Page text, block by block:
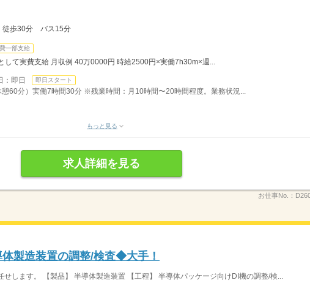
歩30分 バス15分
一部支給
して実費支給 月収例 40万0000円 時給2500円×実働7h30m×週...
即日 即日スタート
60分）実働7時間30分 ※残業時間：月10時間〜20時間程度。業務状況...
もっと見る
求人詳細を見る
お仕事No.：
体製造装置の調整/検査◆大手！
せします。 【製品】 半導体製造装置 【工程】 半導体パッケージ向けDI機の調整/検...